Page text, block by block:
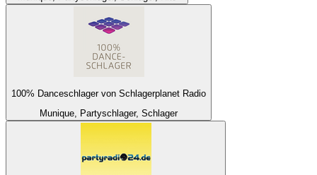
100% Danceschlager von Schlagerplanet Radio
Munique, Partyschlager, Schlager